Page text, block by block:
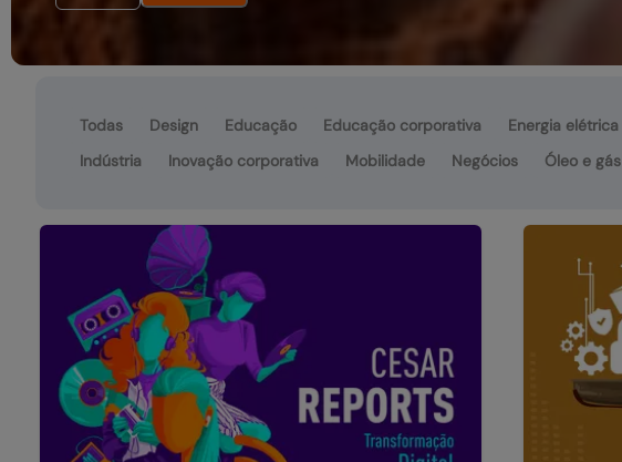
Todas Design Educação Educação corporativa Energia elétrica
Indústria
Inovação corporativa Mobilidade Negócios Óleo e gás